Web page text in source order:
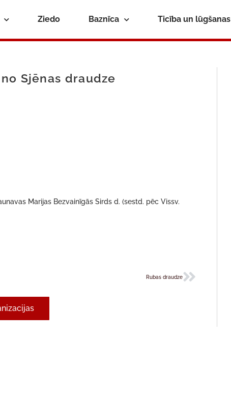
Ziedo Baznīca Ticība un lūgšanas
Sjēnas draudze
Marijas Bezvainīgās Sirds d. (sestd. pēc Vissv.
Rubas draudze